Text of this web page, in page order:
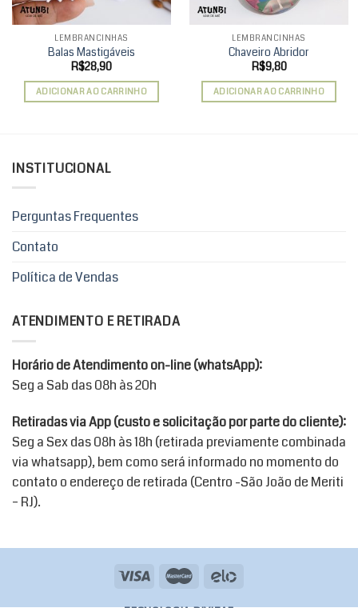
LEMBRANCINHAS
Balas Mastigáveis
R$28,90
ADICIONAR AO CARRINHO
LEMBRANCINHAS
Chaveiro Abridor
R$9,80
ADICIONAR AO CARRINHO
INSTITUCIONAL
Perguntas Frequentes
Contato
Política de Vendas
ATENDIMENTO E RETIRADA
Horário de Atendimento on-line (whatsApp):
Seg a Sab das 08h às 20h
Retiradas via App (custo e solicitação por parte do cliente):
Seg a Sex das 08h às 18h (retirada previamente combinada
via whatsapp), bem como será informado no momento do
contato o endereço de retirada (Centro -São João de Meriti
– RJ).